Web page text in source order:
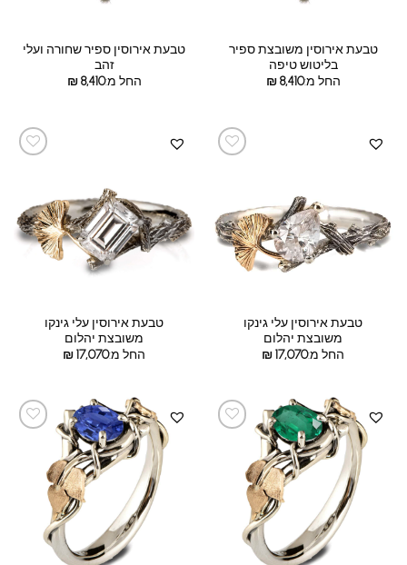
טבעת אירוסין משובצת ספיר
בליטוש טיפה
החל מ:
₪8,410
טבעת אירוסין ספיר שחורה ועלי
זהב
החל מ:
₪8,410
טבעת אירוסין עלי גינקו
משובצת יהלום
החל מ:
₪17,070
טבעת אירוסין עלי גינקו
משובצת יהלום
החל מ:
₪17,070